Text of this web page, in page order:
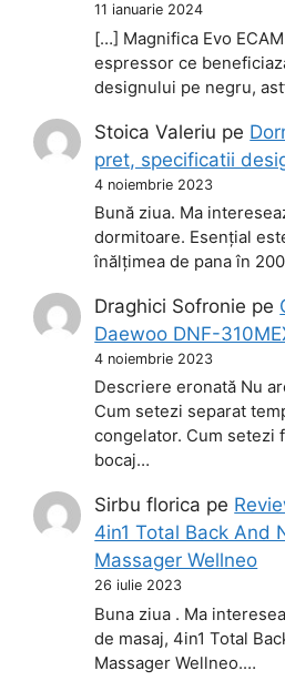
11 ianuarie 2024
[…] Magnifica Evo
espressor ce
designului pe negru,
Stoica Valeriu pe
pret, specificatii
4 noiembrie 2023
Bună ziua. Ma
dormitoare. Esențial
înălțimea de pana în
Draghici Sofronie pe
Daewoo DNF-
4 noiembrie 2023
Descriere eronată Nu
Cum setezi separat
congelator. Cum setezi
bocaj…
Sirbu florica pe
4in1 Total Back And
Massager Wellneo
26 iulie 2023
Buna ziua . Ma
de masaj, 4in1 Total
Massager Wellneo.…